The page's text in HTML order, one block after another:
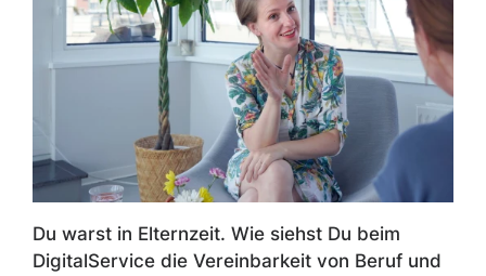
Du warst in Elternzeit. Wie siehst Du beim
DigitalService die Vereinbarkeit von Beruf und